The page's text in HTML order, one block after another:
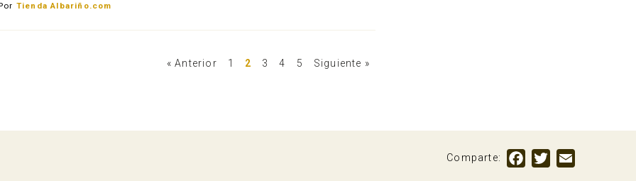
Tienda Albariño.com
« Anterior 1 2 3 4 5 Siguiente »
Comparte: Facebook
Twitter